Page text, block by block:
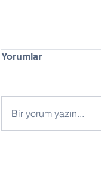
Yorumlar
Bir yorum yazın...